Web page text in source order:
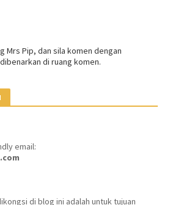
Mrs Pip, dan sila komen dengan
di ruang komen.
email:
di blog ini adalah untuk tujuan